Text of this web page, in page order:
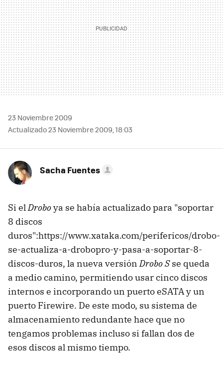
23 Noviembre 2009
Actualizado 23 Noviembre 2009, 18:03
Sacha Fuentes
Si elDroboya se había actualizado para "soportar
8 discos
duros":https://www.xataka.com/perifericos/drobo-
se-actualiza-a-drobopro-y-pasa-a-soportar-8-
discos-duros, la nueva versiónDrobo Sse queda
a medio camino, permitiendo usar cinco discos
internos e incorporando un puerto eSATA y un
puerto Firewire. De este modo, su sistema de
almacenamiento redundante hace que no
tengamos problemas incluso si fallan dos de
esos discos al mismo tiempo.